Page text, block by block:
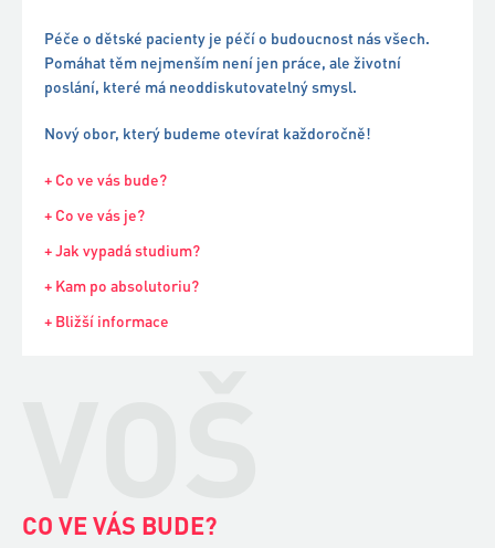
Péče o dětské pacienty je péčí o budoucnost nás všech.
Pomáhat těm nejmenším není jen práce, ale životní
poslání, které má neoddiskutovatelný smysl.
Nový obor, který budeme otevírat každoročně!
+ Co ve vás bude?
+ Co ve vás je?
+ Jak vypadá studium?
+ Kam po absolutoriu?
+ Bližší informace
CO VE VÁS BUDE?